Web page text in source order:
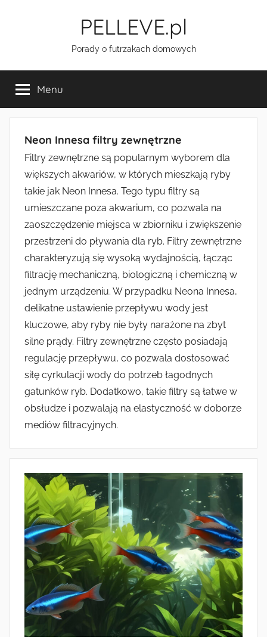
PELLEVE.pl
Porady o futrzakach domowych
Menu
Neon Innesa filtry zewnętrzne
Filtry zewnętrzne są popularnym wyborem dla
większych akwariów, w których mieszkają ryby
takie jak Neon Innesa. Tego typu filtry są
umieszczane poza akwarium, co pozwala na
zaoszczędzenie miejsca w zbiorniku i zwiększenie
przestrzeni do pływania dla ryb. Filtry zewnętrzne
charakteryzują się wysoką wydajnością, łącząc
filtrację mechaniczną, biologiczną i chemiczną w
jednym urządzeniu. W przypadku Neona Innesa,
delikatne ustawienie przepływu wody jest
kluczowe, aby ryby nie były narażone na zbyt
silne prądy. Filtry zewnętrzne często posiadają
regulację przepływu, co pozwala dostosować
siłę cyrkulacji wody do potrzeb łagodnych
gatunków ryb. Dodatkowo, takie filtry są łatwe w
obsłudze i pozwalają na elastyczność w doborze
mediów filtracyjnych.